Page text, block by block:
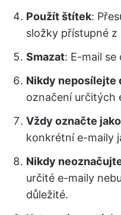
Použít štítek:
složky přístupné z
Smazat: E-mail se
Nikdy neposílejte
označení určitých
Vždy označte
konkrétní e-maily
Nikdy
určité e-maily
důležité.